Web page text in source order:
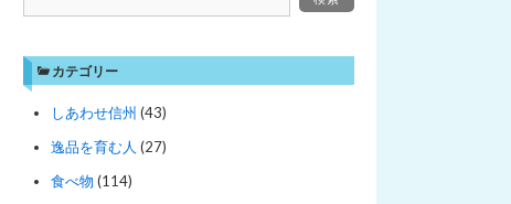
カテゴリー
しあわせ信州 (43)
逸品を育む人 (27)
食べ物 (114)